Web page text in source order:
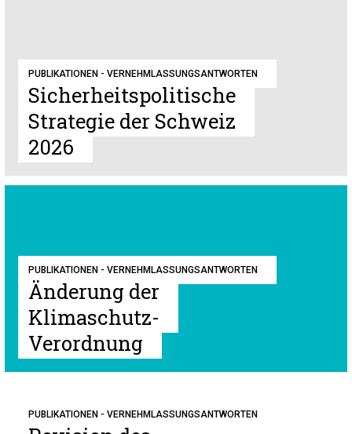
PUBLIKATIONEN - VERNEHMLASSUNGSANTWORTEN
Sicherheitspolitische
Strategie der Schweiz
2026
PUBLIKATIONEN - VERNEHMLASSUNGSANTWORTEN
Änderung der
Klimaschutz-
Verordnung
PUBLIKATIONEN - VERNEHMLASSUNGSANTWORTEN